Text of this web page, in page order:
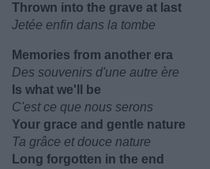
Thrown into the grave at last
Jetée enfin dans la tombe
Memories from another era
Des souvenirs d'une autre ère
Is what we'll be
C'est ce que nous serons
Your grace and gentle nature
Ta grâce et douce nature
Long forgotten in the end